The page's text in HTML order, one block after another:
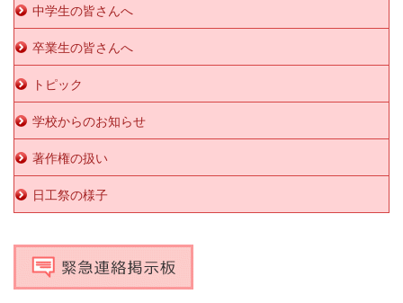
中学生の皆さんへ
卒業生の皆さんへ
トピック
学校からのお知らせ
著作権の扱い
日工祭の様子